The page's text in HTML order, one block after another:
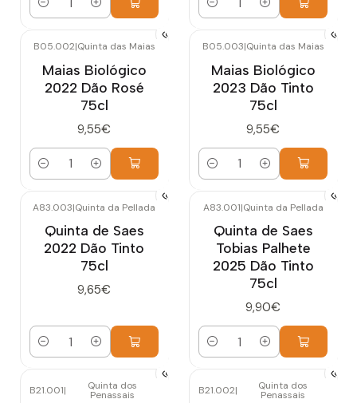
Quantidade Quantidade
B05.002|Quinta das Maias
Maias Biológico
2022 Dão Rosé
75cl
9,55€
Quantidade
B05.003|Quinta das Maias
Maias Biológico
2023 Dão Tinto
75cl
9,55€
Quantidade
A83.003|Quinta da Pellada
Quinta de Saes
2022 Dão Tinto
75cl
9,65€
Quantidade
A83.001|Quinta da Pellada
Quinta de Saes
Tobias Palhete
2025 Dão Tinto
75cl
9,90€
Quantidade
Esgotado
B21.001| Quinta dos
Penassais B21.002| Quinta dos
Penassais